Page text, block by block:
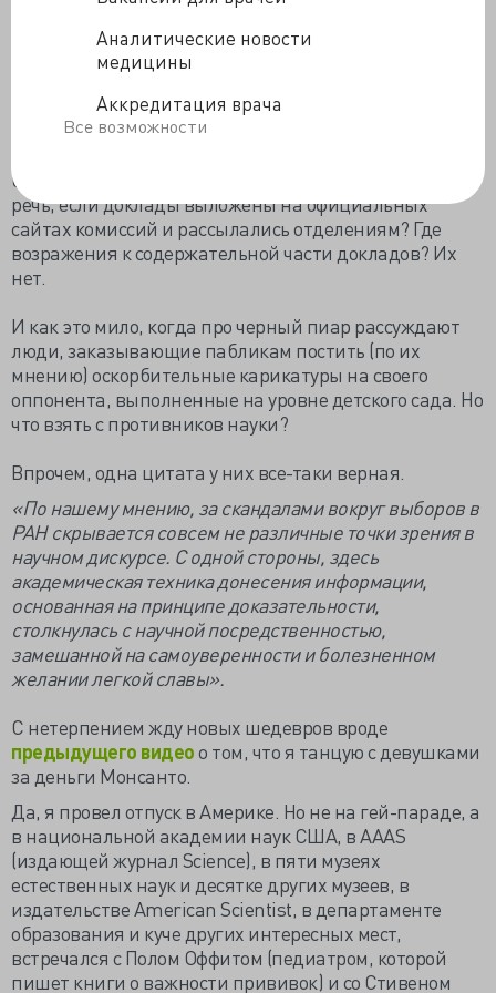
Аналитические новости
медицины
Аккредитация врача
Все возможности
оказать влияние на итоги голосования».
Конечно, мы хотим оказать влияние на итоги
позорили гомеопаты, креационисты и участники
фабрик по написанию липовых диссертаций. Хватит
без действующего вещества. Но о каком сливе идет
речь, если доклады выложены на официальных
сайтах комиссий и рассылались отделениям? Где
возражения к содержательной части докладов? Их
нет.
И как это мило, когда про черный пиар рассуждают
люди, заказывающие пабликам постить (по их
мнению) оскорбительные карикатуры на своего
оппонента, выполненные на уровне детского сада. Но
что взять с противников науки?
Впрочем, одна цитата у них все-таки верная.
«По нашему мнению, за скандалами вокруг выборов в
РАН скрывается совсем не различные точки зрения в
научном дискурсе. С одной стороны, здесь
академическая техника донесения информации,
основанная на принципе доказательности,
столкнулась с научной посредственностью,
замешанной на самоуверенности и болезненном
желании легкой славы».
С нетерпением жду новых шедевров вроде
предыдущего видеоо том, что я танцую с девушками
за деньги Монсанто.
Да, я провел отпуск в Америке. Но не на гей-параде, а
в национальной академии наук США, в AAAS
(издающей журнал Science), в пяти музеях
естественных наук и десятке других музеев, в
издательстве American Scientist, в департаменте
образования и куче других интересных мест,
встречался с Полом Оффитом (педиатром, которой
пишет книги о важности прививок) и со Стивеном